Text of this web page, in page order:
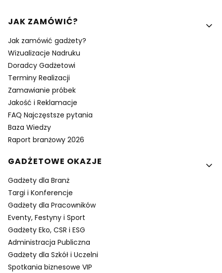
Linki w stopce
JAK ZAMÓWIĆ?
Jak zamówić gadżety?
Wizualizacje Nadruku
Doradcy Gadżetowi
Terminy Realizacji
Zamawianie próbek
Jakość i Reklamacje
FAQ Najczęstsze pytania
Baza Wiedzy
Raport branżowy 2026
GADŻETOWE OKAZJE
Gadżety dla Branż
Targi i Konferencje
Gadżety dla Pracowników
Eventy, Festyny i Sport
Gadżety Eko, CSR i ESG
Administracja Publiczna
Gadżety dla Szkół i Uczelni
Spotkania biznesowe VIP